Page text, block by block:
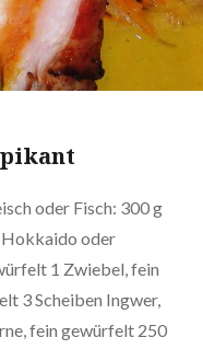
oder Fisch: 300 g
oder
1 Zwiebel, fein
3 Scheiben Ingwer,
fein gewürfelt 250